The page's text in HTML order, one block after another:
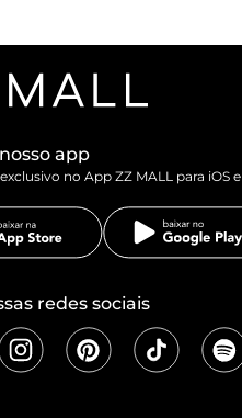
app
no App ZZ MALL para iOS e
redes sociais